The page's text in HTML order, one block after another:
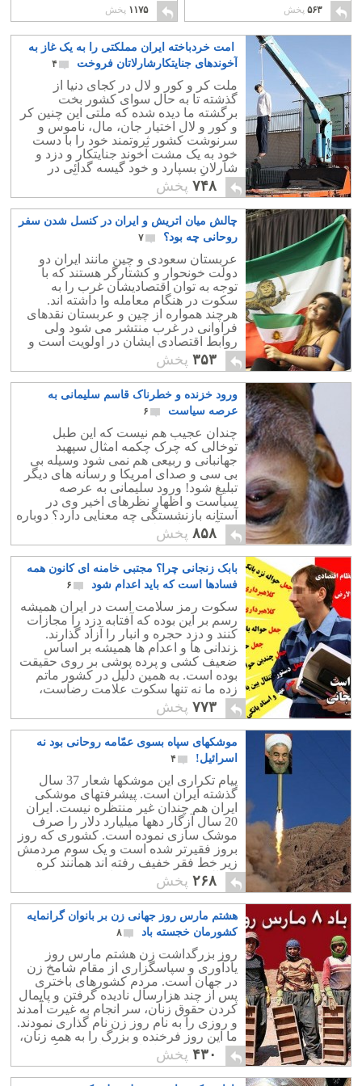
۵۶۳ پخش ۱۱۷۵ پخش
امت خردباخته ایران مملکتی را به یک غاز به
آخوندهای جنایتکارشارلاتان فروخت
۴
ملت کر و کور و لال در کجای دنیا از
گذشته تا به حال سوای کشور بخت
برگشته ما دیده شده که ملتی این چنین کر
و کور و لال اختیار جان، مال، ناموس و
سرنوشت کشور ثروتمند خود را با دست
خود به یک مشت آخوند جنایتکار و دزد و
شارلان بسپارد و خود گیسه گدائی در
دست گرفته نوکری و مزدوری آن
لاشخوران را پذیرا شود؟!.
۷۴۸ پخش
چالش میان اتریش و ایران در کنسل شدن سفر
روحانی چه بود؟
۷
عربستان سعودی و چین مانند ایران دو
دولت خونحوار و کشتارگر هستند که با
توجه به توان اقتصادیشان غرب را به
سکوت در هنگام معامله وا داشته اند.
هرچند همواره از چین و عربستان نقدهای
فراوانی در غرب منتشر می شود ولی
روابط اقتصادی ایشان در اولویت است و
اینکه میلیونها نفر روزانه و به بد ترین نما در
شکنجه و ستم باشند اثری در روابط
اقتصادی با آنها ندارد. نمونه آشکار آن معمر
قذافی بود که بالاترین روابط را با اروپا
داشت.
۳۵۳ پخش
ورود خزنده و خطرناک قاسم سلیمانی به
عرصه سیاست
۶
چندان عجیب هم نیست که این طبل
توخالی که چرک چکمه امثال سپهبد
جهانبانی و ربیعی هم نمی شود وسیله بی
بی سی و صدای امریکا و رسانه های دیگر
تبلیغ شود! ورود سلیمانی به عرصه
سیاست و اظهار نظرهای اخیر وی در
آستانه بازنشستگی چه معنایی دارد؟ دوباره
چه آشی برای ملت فریب خورده ایران
پخته اند؟ هدف سلیمانی از ورود به عرصه
سیاست چیست و سقف قدرت طلبی او تا
کجاست؟ این پرسش مهمی است که در دو
سال آینده پاسخ خواهد داشت. ما امیدواریم
تازه در عرصه سیاست ایران نشود.
۸۵۸ پخش
بابک زنجانی چرا؟ مجتبی خامنه ای کانون همه
فسادها است که باید اعدام شود
۶
سکوت رمز سلامت است در ایران همیشه
رسم بر این بوده که آفتابه دزد را مجازات
کنند و دزد حجره و انبار را آزاد گذارند.
‍زندانی ها و اعدام ها همیشه بر اساس
ضعیف کشی و پرده پوشی بر روی حقیقت
بوده است. به همین دلیل در کشور ماتم
زده ما نه تنها سکوت علامت رضاست،
بلکه سکوت رمز سلامت، و در امان بودن
است.
۷۷۳ پخش
موشکهای سپاه بسوی عمّامه روحانی بود نه
اسرائیل!
۴
پیام تکراری این موشکها شعار 37 سال
گذشته ایران است. پیشرفتهای موشکی
ایران هم چندان غیر منتظره نیست. ایران
20 سال آزگار دهها میلیارد دلار را صرف
موشک سازی نموده است. کشوری که روز
بروز فقیرتر شده است و یک سوم مردمش
زیر خط فقر خفیف رفته اند همانند کره
شمالی بسوی موشک سازی و تهدید نظامی
همسایگان رفته است! ای کاش بجای این
همه موشک 100 مدرسه در سیستان و
بلوچستان می ساختید که بیسوادی درآن
بیداد می کند.
۲۶۸ پخش
هشتم مارس روز جهانی زن بر بانوان گرانمایه
کشورمان خجسته باد
۸
روز بزرگداشت زن هشتم مارس روز
یادآوری و سپاسگزاری از مقام شامخ زن
در جهان است. مردم کشورهای باختری
پس از چند هزارسال نادیده گرفتن و پایمال
کردن حقوق زنان، سر انجام به غیرت آمدند
و روزی را به نام روز زن نام گذاری نمودند.
ما این روز فرخنده و بزرگ را به همه زنان،
به ویژه هم میهنانمان شادباش می گوییم.
۴۳۰ پخش